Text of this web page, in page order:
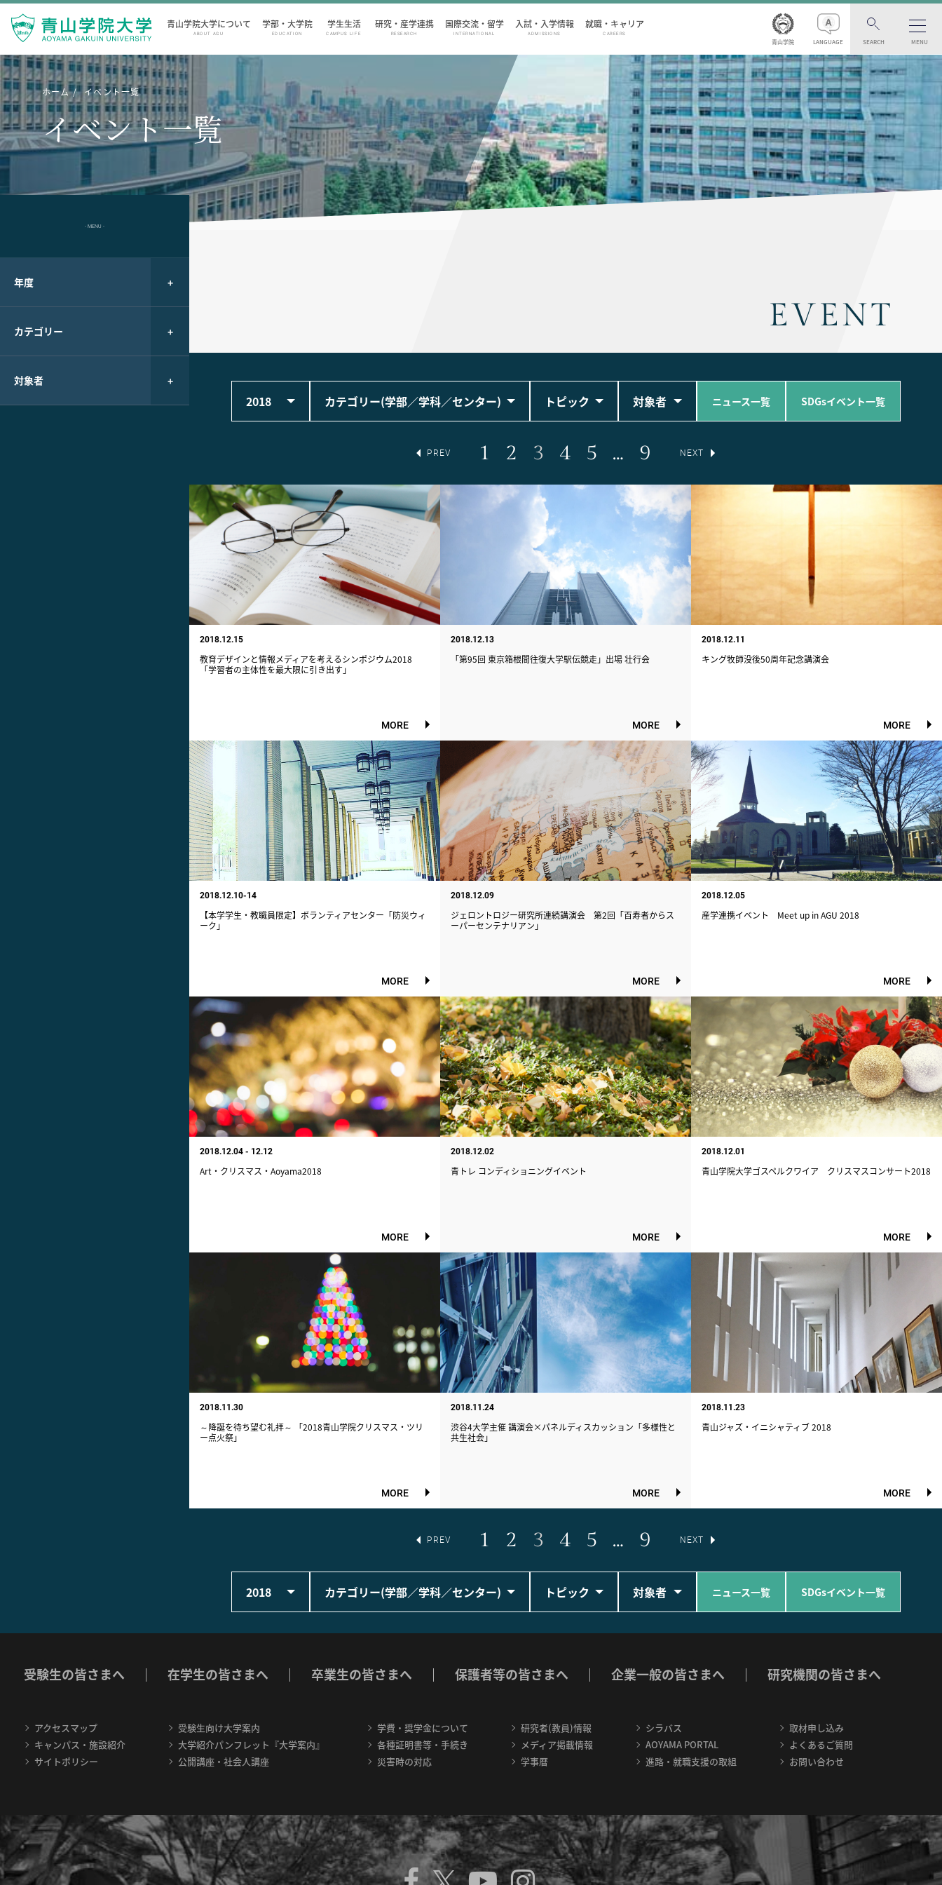
青山学院大学について
ABOUT AGU
学部・大学院
EDUCATION
学生生活
CAMPUS LIFE
研究・産学連携
RESEARCH
国際交流・留学
INTERNATIONAL
入試・入学情報
ADMISSIONS
就職・キャリア
CAREERS
青山学院 LANGUAGE SEARCH MENU
ホーム イベント一覧
イベント一覧
- MENU -
年度
カテゴリー
対象者
EVENT
2018 カテゴリー(学部／学科／センター) トピック 対象者 ニュース一覧 SDGsイベント一覧
PREV 1 2 3 4 5 … 9 NEXT
2018.12.15
教育デザインと情報メディアを考えるシンポジウム2018
「学習者の主体性を最大限に引き出す」
MORE
2018.12.13
「第95回 東京箱根間往復大学駅伝競走」出場 壮行会
MORE
2018.12.11
キング牧師没後50周年記念講演会
MORE
2018.12.10-14
【本学学生・教職員限定】ボランティアセンター「防災ウィ
ーク」
MORE
2018.12.09
ジェロントロジー研究所連続講演会 第2回「百寿者からス
ーパーセンテナリアン」
MORE
2018.12.05
産学連携イベント Meet up in AGU 2018
MORE
2018.12.04 - 12.12
Art・クリスマス・Aoyama2018
MORE
2018.12.02
青トレ コンディショニングイベント
MORE
2018.12.01
青山学院大学ゴスペルクワイア クリスマスコンサート2018
MORE
2018.11.30
～降誕を待ち望む礼拝～ 「2018青山学院クリスマス・ツリ
ー点火祭」
MORE
2018.11.24
渋谷4大学主催 講演会×パネルディスカッション「多様性と
共生社会」
MORE
2018.11.23
青山ジャズ・イニシャティブ 2018
MORE
PREV 1 2 3 4 5 … 9 NEXT
2018 カテゴリー(学部／学科／センター) トピック 対象者 ニュース一覧 SDGsイベント一覧
受験生の皆さまへ 在学生の皆さまへ 卒業生の皆さまへ 保護者等の皆さまへ 企業一般の皆さまへ 研究機関の皆さまへ
アクセスマップ
キャンパス・施設紹介
サイトポリシー
受験生向け大学案内
大学紹介パンフレット『大学案内』
公開講座・社会人講座
学費・奨学金について
各種証明書等・手続き
災害時の対応
研究者(教員)情報
メディア掲載情報
学事暦
シラバス
AOYAMA PORTAL
進路・就職支援の取組
取材申し込み
よくあるご質問
お問い合わせ